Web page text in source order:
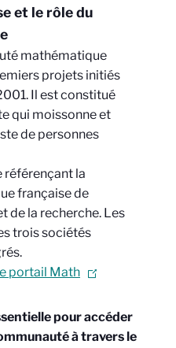
et le rôle du
mathématique
projets initiés
Il est constitué
qui moissonne et
de personnes
référençant la
française de
de la recherche. Les
trois sociétés
portail Math
pour accéder
à travers le